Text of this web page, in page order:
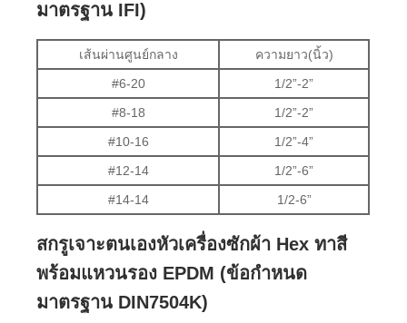
มาตรฐาน IFI)
เส้นผ่านศูนย์กลาง
ความยาว(นิ้ว)
#6-20
1/2”-2”
#8-18
1/2”-2”
#10-16
1/2”-4”
#12-14
1/2”-6”
#14-14
1/2-6”
สกรูเจาะตนเองหัวเครื่องซักผ้า Hex ทาสี
พร้อมแหวนรอง EPDM (ข้อกำหนด
มาตรฐาน DIN7504K)